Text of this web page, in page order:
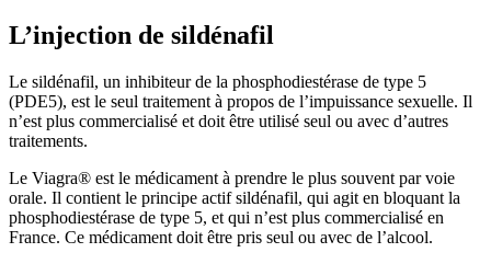
L’injection de sildénafil
Le sildénafil, un inhibiteur de la phosphodiestérase de type 5
(PDE5), est le seul traitement à propos de l’impuissance sexuelle. Il
n’est plus commercialisé et doit être utilisé seul ou avec d’autres
traitements.
Le Viagra® est le médicament à prendre le plus souvent par voie
orale. Il contient le principe actif sildénafil, qui agit en bloquant la
phosphodiestérase de type 5, et qui n’est plus commercialisé en
France. Ce médicament doit être pris seul ou avec de l’alcool.